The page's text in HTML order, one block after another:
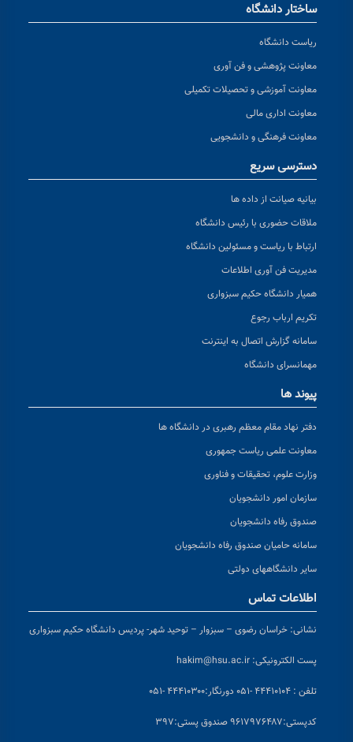
ساختار دانشگاه
ریاست دانشگاه
معاونت پژوهشی و فن آوری
معاونت آموزشی و تحصیلات تکمیلی
معاونت اداری مالی
معاونت فرهنگی و دانشجویی
دسترسی سریع
بیانیه صیانت از داده ها
ملاقات حضوری با رئیس دانشگاه
ارتباط با ریاست و مسئولین دانشگاه
مدیریت فن آوری اطلاعات
همیار دانشگاه حکیم سبزواری
تکریم ارباب رجوع
سامانه گزارش اتصال به اینترنت
مهمانسرای دانشگاه
پیوند ها
دفتر نهاد مقام معظم رهبری در دانشگاه ها
معاونت علمی ریاست جمهوری
وزارت علوم، تحقیقات و فناوری
سازمان امور دانشجویان
صندوق رفاه دانشجویان
سامانه حامیان صندوق رفاه دانشجویان
سایر دانشگاههای دولتی
اطلاعات تماس
نشانی: خراسان رضوی – سبزوار – توحید شهر- پردیس دانشگاه حکیم سبزواری
پست الکترونیکی: hakim@hsu.ac.ir
تلفن : ۴۴۴۱۰۱۰۴ -۰۵۱ دورنگار:۴۴۴۱۰۳۰۰ -۰۵۱
کدپستی:۹۶۱۷۹۷۶۴۸۷ صندوق پستی:۳۹۷